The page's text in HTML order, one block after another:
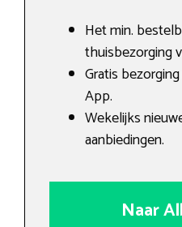
Het min.
thuisbezorging
Gratis
App.
Wekelijks
aanbiedingen.
Naar